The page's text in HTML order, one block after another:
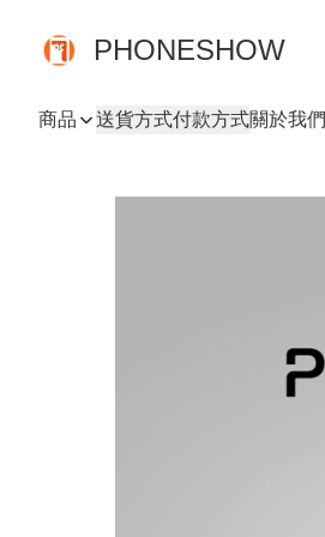
PHONESHOW
商品 送貨方式付款方式關於我們